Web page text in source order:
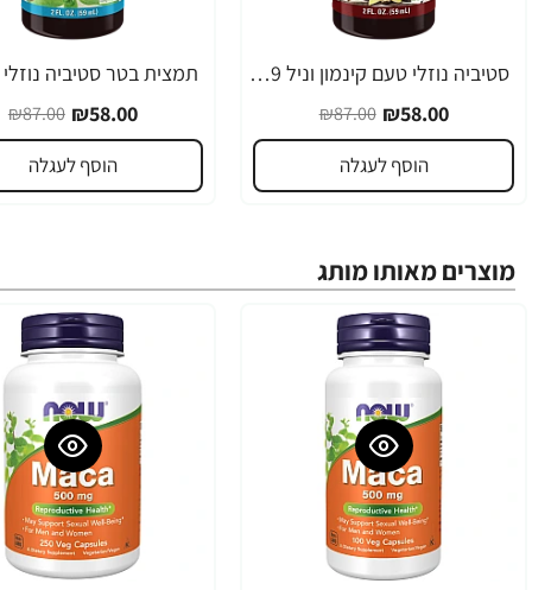
-33%
סטיביה נוזלי טעם קינמון וניל 59 מ"ל - מבית NOW FOODS
₪58.00
₪87.00
הוסף לעגלה
-33%
₪58.00
₪87.00
הוסף לעגלה
מוצרים מאותו מותג